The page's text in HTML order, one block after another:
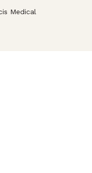
Medical